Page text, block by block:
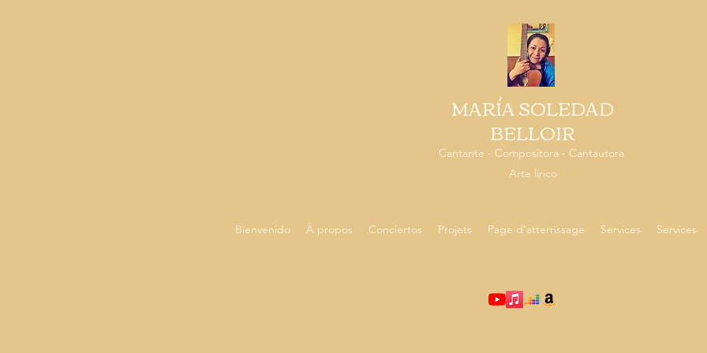
MARÍA SOLEDAD
BELLOIR
Cantante - Compositora - Cantautora
Arte lirico
Bienvenido À propos Conciertos Projets Page d'atterrissage Services Services